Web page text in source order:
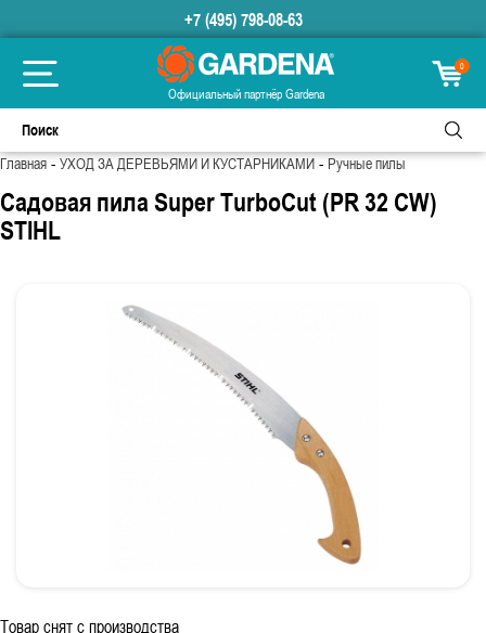
+7 (495) 798-08-63
Официальный партнёр Gardena
0
Главная-УХОД ЗА ДЕРЕВЬЯМИ И КУСТАРНИКАМИ-Ручные пилы
Садовая пила Super TurboCut (PR 32 CW)
STIHL
Товар снят с производства